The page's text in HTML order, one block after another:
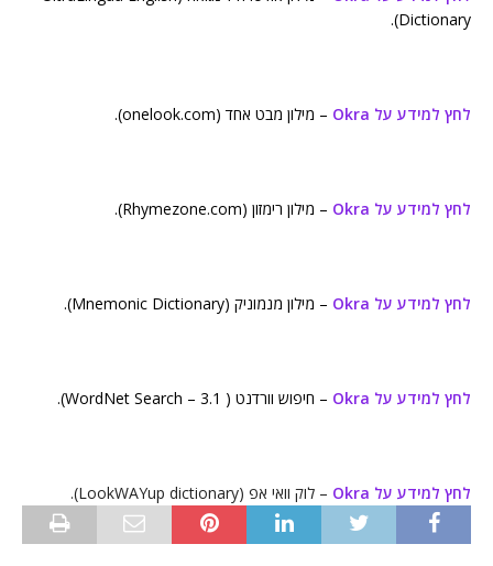
Dictionary).
לחץ למידע על Okra – מילון מבט אחד (onelook.com).
לחץ למידע על Okra – מילון רימזון (Rhymezone.com).
לחץ למידע על Okra – מילון מנמוניק (Mnemonic Dictionary).
לחץ למידע על Okra – חיפוש וורדנט ( WordNet Search – 3.1).
לחץ למידע על Okra – לוק וואי אפ (LookWAYup dictionary).